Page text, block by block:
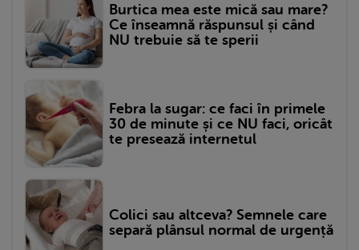
Burtica mea este mică sau mare?
Ce înseamnă răspunsul și când
NU trebuie să te sperii
Febra la sugar: ce faci în primele
30 de minute și ce NU faci, oricât
te presează internetul
Colici sau altceva? Semnele care
separă plânsul normal de urgență